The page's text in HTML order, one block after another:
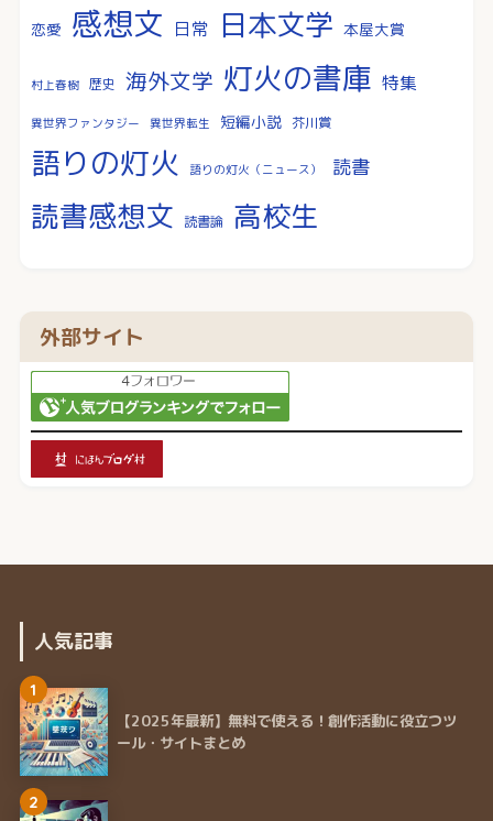
恋愛 感想文 日常 日本文学 本屋大賞
村上春樹 歴史 海外文学 灯火の書庫 特集
異世界ファンタジー 異世界転生 短編小説 芥川賞
語りの灯火 語りの灯火（ニュース） 読書
読書感想文 読書論 高校生
外部サイト
人気記事
1
【2025年最新】無料で使える！創作活動に役立つツ
ール・サイトまとめ
2